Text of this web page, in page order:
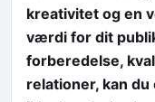
kreativitet og en
værdi for dit
forberedelse,
relationer, kan